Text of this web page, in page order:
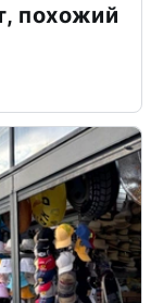
похожий